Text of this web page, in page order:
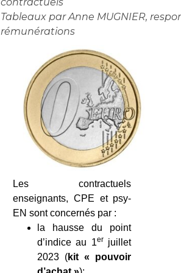
Tableaux par Anne MUGNIER,
rémunérations
Les contractuels
enseignants, CPE et psy-
EN sont concernés par :
la hausse du point
d’indice au 1er juillet
2023 (kit « pouvoir